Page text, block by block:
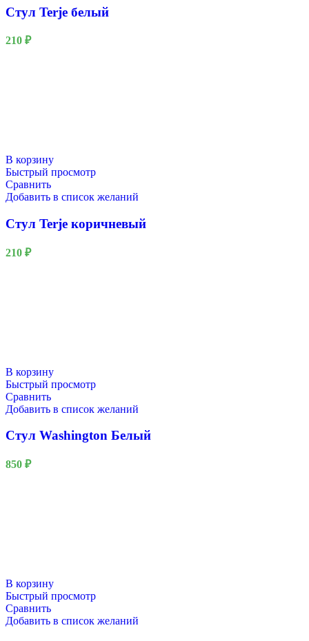
Стул Terje белый
210 ₽
В корзину
Быстрый просмотр
Сравнить
Добавить в список желаний
Стул Terje коричневый
210 ₽
В корзину
Быстрый просмотр
Сравнить
Добавить в список желаний
Стул Washington Белый
850 ₽
В корзину
Быстрый просмотр
Сравнить
Добавить в список желаний